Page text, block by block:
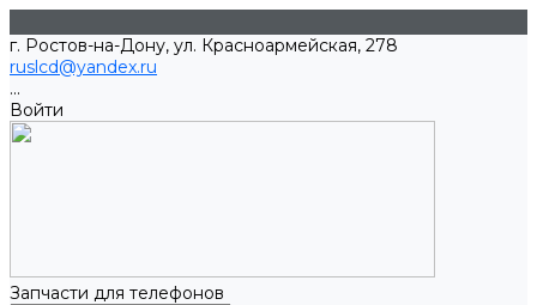
г. Ростов-на-Дону, ул. Красноармейская, 278
ruslcd@yandex.ru
...
Войти
Запчасти для телефонов